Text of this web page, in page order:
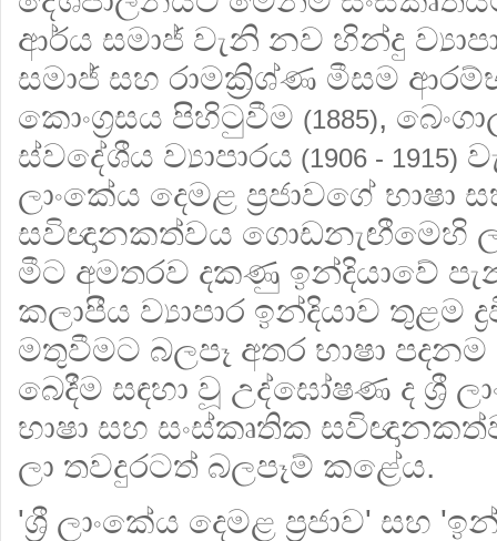
ආර්ය සමාජ් වැනි නව හින්දු
සමාජ් සහ රාමක්‍රිශ්ණ මීසම
කොංග්‍රසය පිහිටුවීම (1885),
ස්වදේශීය ව්‍යාපාරය (1906 - 1915)
ලාංකේය දෙමළ ප්‍රජාවගේ භාෂා
සවිඥානකත්වය ගොඩනැඟීමෙහි
මීට අමතරව දකණු ඉන්දියාවේ
කලාපීය ව්‍යාපාර ඉන්දියාව තුළම
මතුවීමට බලපෑ අතර භාෂා පදනම
බෙදීම සඳහා වූ උද්ඝෝෂණ ද ශ්‍රී
භාෂා සහ සංස්කෘතික
ලා තවදුරටත් බලපෑම් කළේය.
'ශ්‍රී ලාංකේය දෙමළ ප්‍රජාව' සහ